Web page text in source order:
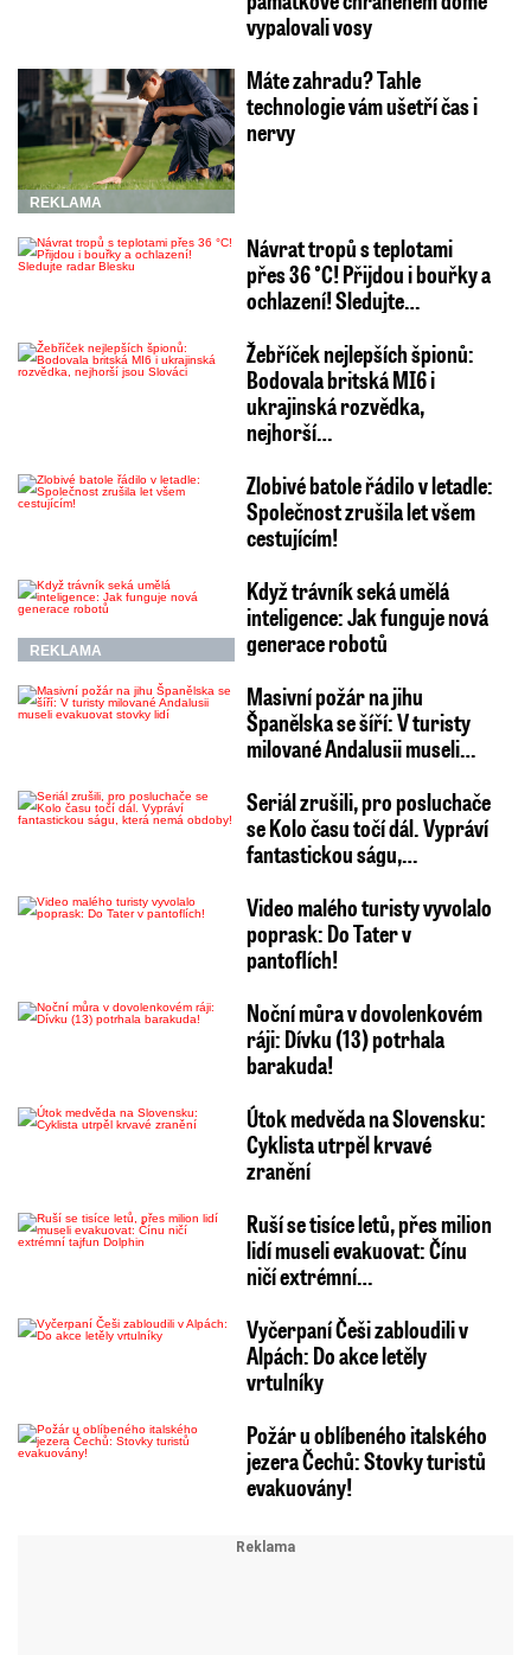
vypalovali vosy
REKLAMA
Máte zahradu? Tahle
technologie vám ušetří čas i
nervy
Návrat tropů s teplotami
přes 36 °C! Přijdou i bouřky a
ochlazení! Sledujte…
Žebříček nejlepších špionů:
Bodovala britská MI6 i
ukrajinská rozvědka,
nejhorší…
Zlobivé batole řádilo v letadle:
Společnost zrušila let všem
cestujícím!
REKLAMA
Když trávník seká umělá
inteligence: Jak funguje nová
generace robotů
Masivní požár na jihu
Španělska se šíří: V turisty
milované Andalusii museli…
Seriál zrušili, pro posluchače
se Kolo času točí dál. Vypráví
fantastickou ságu,…
Video malého turisty vyvolalo
poprask: Do Tater v
pantoflích!
Noční můra v dovolenkovém
ráji: Dívku (13) potrhala
barakuda!
Útok medvěda na Slovensku:
Cyklista utrpěl krvavé
zranění
Ruší se tisíce letů, přes milion
lidí museli evakuovat: Čínu
ničí extrémní…
Vyčerpaní Češi zabloudili v
Alpách: Do akce letěly
vrtulníky
Požár u oblíbeného italského
jezera Čechů: Stovky turistů
evakuovány!